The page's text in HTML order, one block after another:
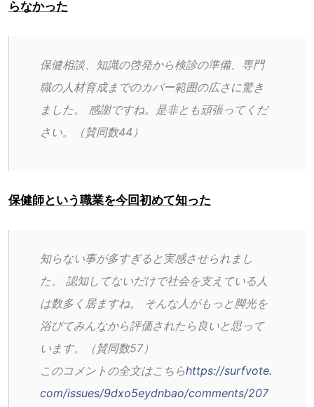
らなかった
保健相談、知識の啓発から検診の準備、専門
職の人材育成までのカバー範囲の広さに驚き
ました。 感謝ですね。是非とも頑張ってくだ
さい。（賛同数44）
保健師という職業を今回初めて知った
知らない事が多すぎると実感させられまし
た。 認知してないだけで社会を支えている人
は数多く居ますね。 そんな人がもっと脚光を
浴びてみんなから評価されたら良いと思って
います。（賛同数57）
このコメントの全文はこちらhttps://surfvote.
com/issues/9dxo5eydnbao/comments/207